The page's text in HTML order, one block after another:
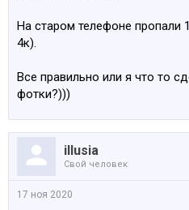
На старом телефоне пропали
4к).
Все правильно или я что то
фотки?)))
illusia
Свой человек
17 ноя 2020